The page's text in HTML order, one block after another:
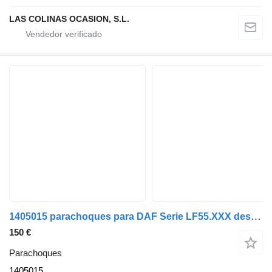
LAS COLINAS OCASION, S.L.
1405015 parachoques para DAF Serie LF55.XXX desde 06 camión
150 €
Parachoques